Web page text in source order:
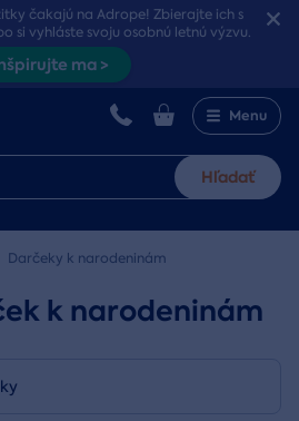
čakajú na Adrope! Zbierajte ich s
si vyhláste svoju osobnú letnú výzvu.
ma >
Menu
Hľadať
Darčeky k narodeninám
k narodeninám